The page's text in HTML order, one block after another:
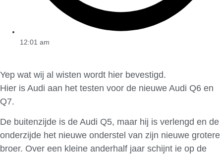
12:01 am
Yep wat wij al wisten wordt hier bevestigd.
Hier is Audi aan het testen voor de nieuwe Audi Q6 en
Q7.
De buitenzijde is de Audi Q5, maar hij is verlengd en de
onderzijde het nieuwe onderstel van zijn nieuwe grotere
broer. Over een kleine anderhalf jaar schijnt ie op de